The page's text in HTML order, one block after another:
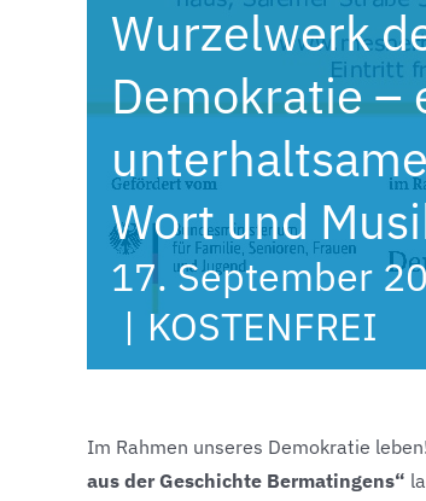
Wurzelwerk
Demokratie –
Wort und
17. September
| KOSTENFREI
Im Rahmen unseres Demokratie
aus der Geschichte Bermatingens“